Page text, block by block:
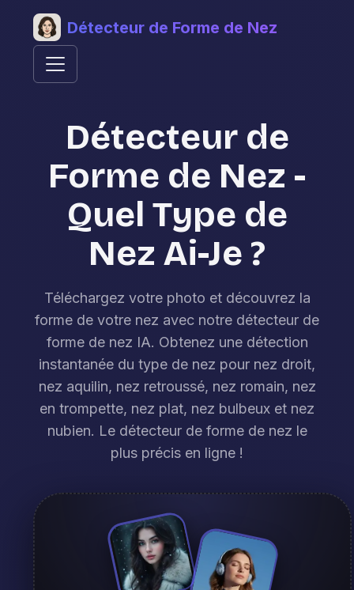
Détecteur de Forme de Nez
Détecteur de
Forme de Nez -
Quel Type de
Nez Ai-Je ?
Téléchargez votre photo et découvrez la
forme de votre nez avec notre détecteur de
forme de nez IA. Obtenez une détection
instantanée du type de nez pour nez droit,
nez aquilin, nez retroussé, nez romain, nez
en trompette, nez plat, nez bulbeux et nez
nubien. Le détecteur de forme de nez le
plus précis en ligne !